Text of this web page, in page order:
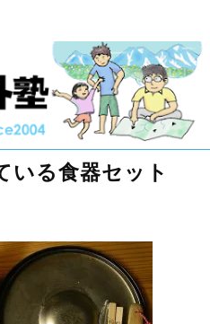
いる食器セット